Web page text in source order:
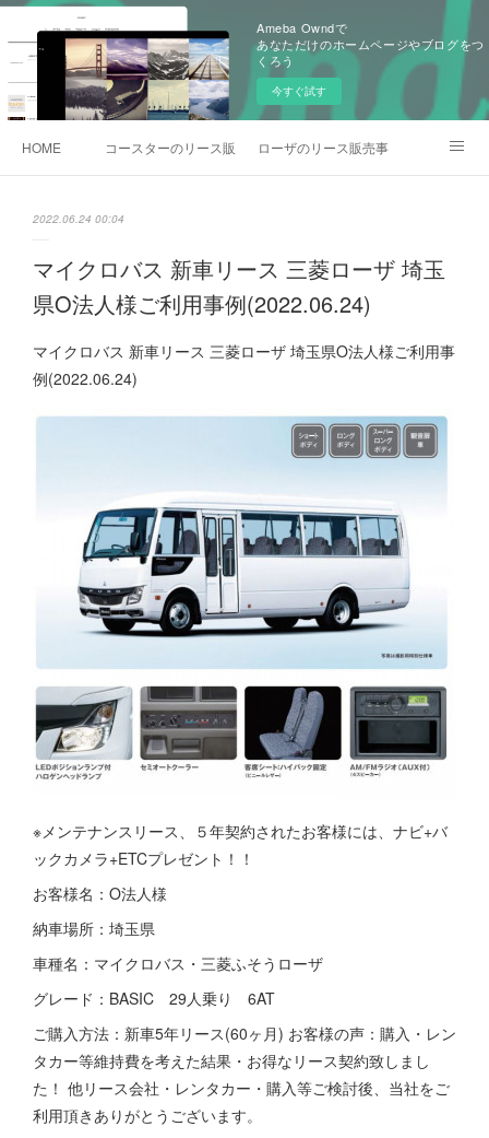
Ameba Owndで
あなただけのホームページやブログをつ
くろう
今すぐ試す
HOME コースターのリース販売事例ローザのリース販売事例
2022.06.24 00:04
マイクロバス 新車リース 三菱ローザ 埼玉
県O法人様ご利用事例(2022.06.24)
マイクロバス 新車リース 三菱ローザ 埼玉県O法人様ご利用事
例(2022.06.24)
※メンテナンスリース、５年契約されたお客様には、ナビ+バ
ックカメラ+ETCプレゼント！！
お客様名：O法人様
納車場所：埼玉県
車種名：マイクロバス・三菱ふそうローザ
グレード：BASIC 29人乗り 6AT
ご購入方法：新車5年リース(60ヶ月) お客様の声：購入・レン
タカー等維持費を考えた結果・お得なリース契約致しまし
た！ 他リース会社・レンタカー・購入等ご検討後、当社をご
利用頂きありがとうございます。